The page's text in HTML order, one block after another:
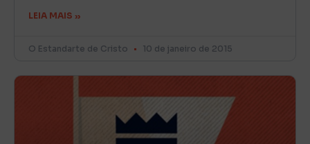
LEIA MAIS »
O Estandarte de Cristo 10 de janeiro de 2015